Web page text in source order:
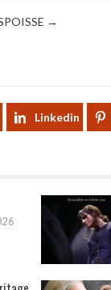
→
Linkedin